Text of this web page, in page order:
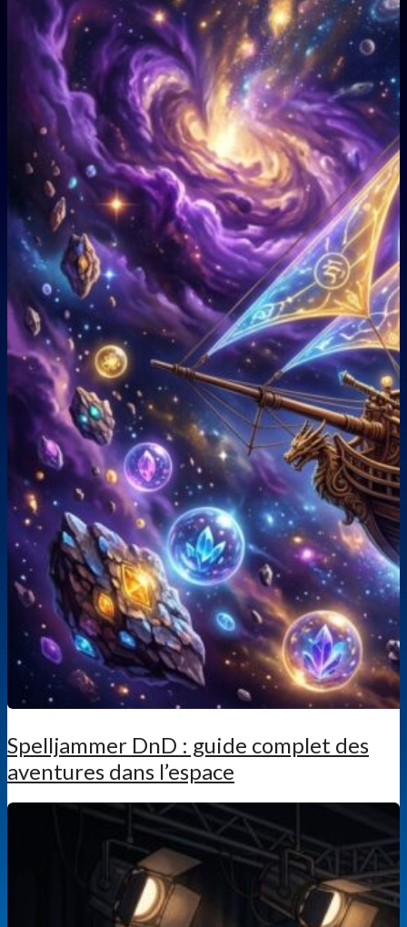
Spelljammer DnD : guide complet des
aventures dans l’espace